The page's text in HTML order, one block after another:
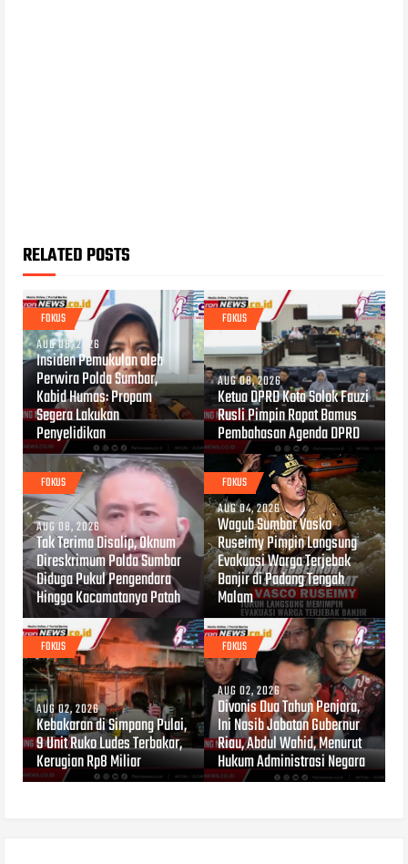
RELATED POSTS
FOKUS
AUG 08, 2026
Insiden Pemukulan oleh
Perwira Polda Sumbar,
Kabid Humas: Propam
Segera Lakukan
Penyelidikan
FOKUS
AUG 08, 2026
Ketua DPRD Kota Solok Fauzi
Rusli Pimpin Rapat Bamus
Pembahasan Agenda DPRD
FOKUS
AUG 08, 2026
Tak Terima Disalip, Oknum
Direskrimum Polda Sumbar
Diduga Pukul Pengendara
Hingga Kacamatanya Patah
FOKUS
AUG 04, 2026
Wagub Sumbar Vasko
Ruseimy Pimpin Langsung
Evakuasi Warga Terjebak
Banjir di Padang Tengah
Malam
FOKUS
AUG 02, 2026
Kebakaran di Simpang Pulai,
9 Unit Ruko Ludes Terbakar,
Kerugian Rp8 Miliar
FOKUS
AUG 02, 2026
Divonis Dua Tahun Penjara,
Ini Nasib Jabatan Gubernur
Riau, Abdul Wahid, Menurut
Hukum Administrasi Negara